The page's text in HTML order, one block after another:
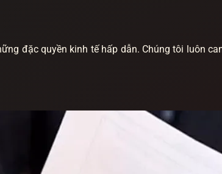
đặc quyền kinh tế hấp dẫn. Chúng tôi luôn